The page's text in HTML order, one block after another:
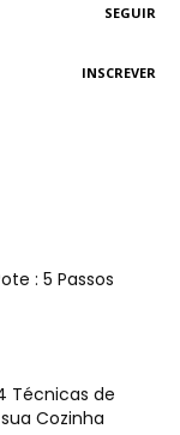
SEGUIR
INSCREVER
: 5 Passos
Técnicas de
Cozinha